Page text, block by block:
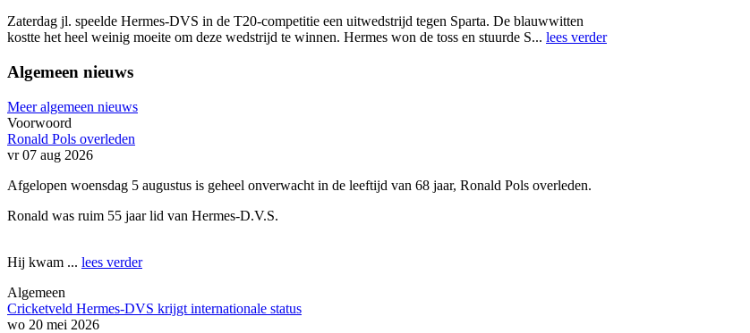
Zaterdag jl. speelde Hermes-DVS in de T20-competitie een uitwedstrijd tegen Sparta. De blauwwitten
kostte het heel weinig moeite om deze wedstrijd te winnen. Hermes won de toss en stuurde S... lees verder
Algemeen nieuws
Meer algemeen nieuws
Voorwoord
Ronald Pols overleden
vr 07 aug 2026
Afgelopen woensdag 5 augustus is geheel onverwacht in de leeftijd van 68 jaar, Ronald Pols overleden.
Ronald was ruim 55 jaar lid van Hermes-D.V.S.
Hij kwam ... lees verder
Algemeen
Cricketveld Hermes-DVS krijgt internationale status
wo 20 mei 2026